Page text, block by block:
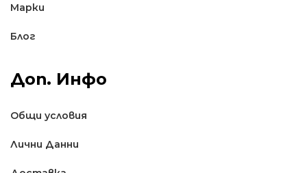
Марки
Блог
Доп. Инфо
Общи условия
Лични Данни